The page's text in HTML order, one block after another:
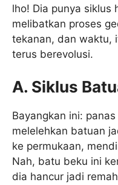
lho! Dia punya siklus
melibatkan proses
tekanan, dan waktu,
terus berevolusi.
A. Siklus
Bayangkan ini:
melelehkan batuan
ke permukaan,
Nah, batu beku ini
dia hancur jadi